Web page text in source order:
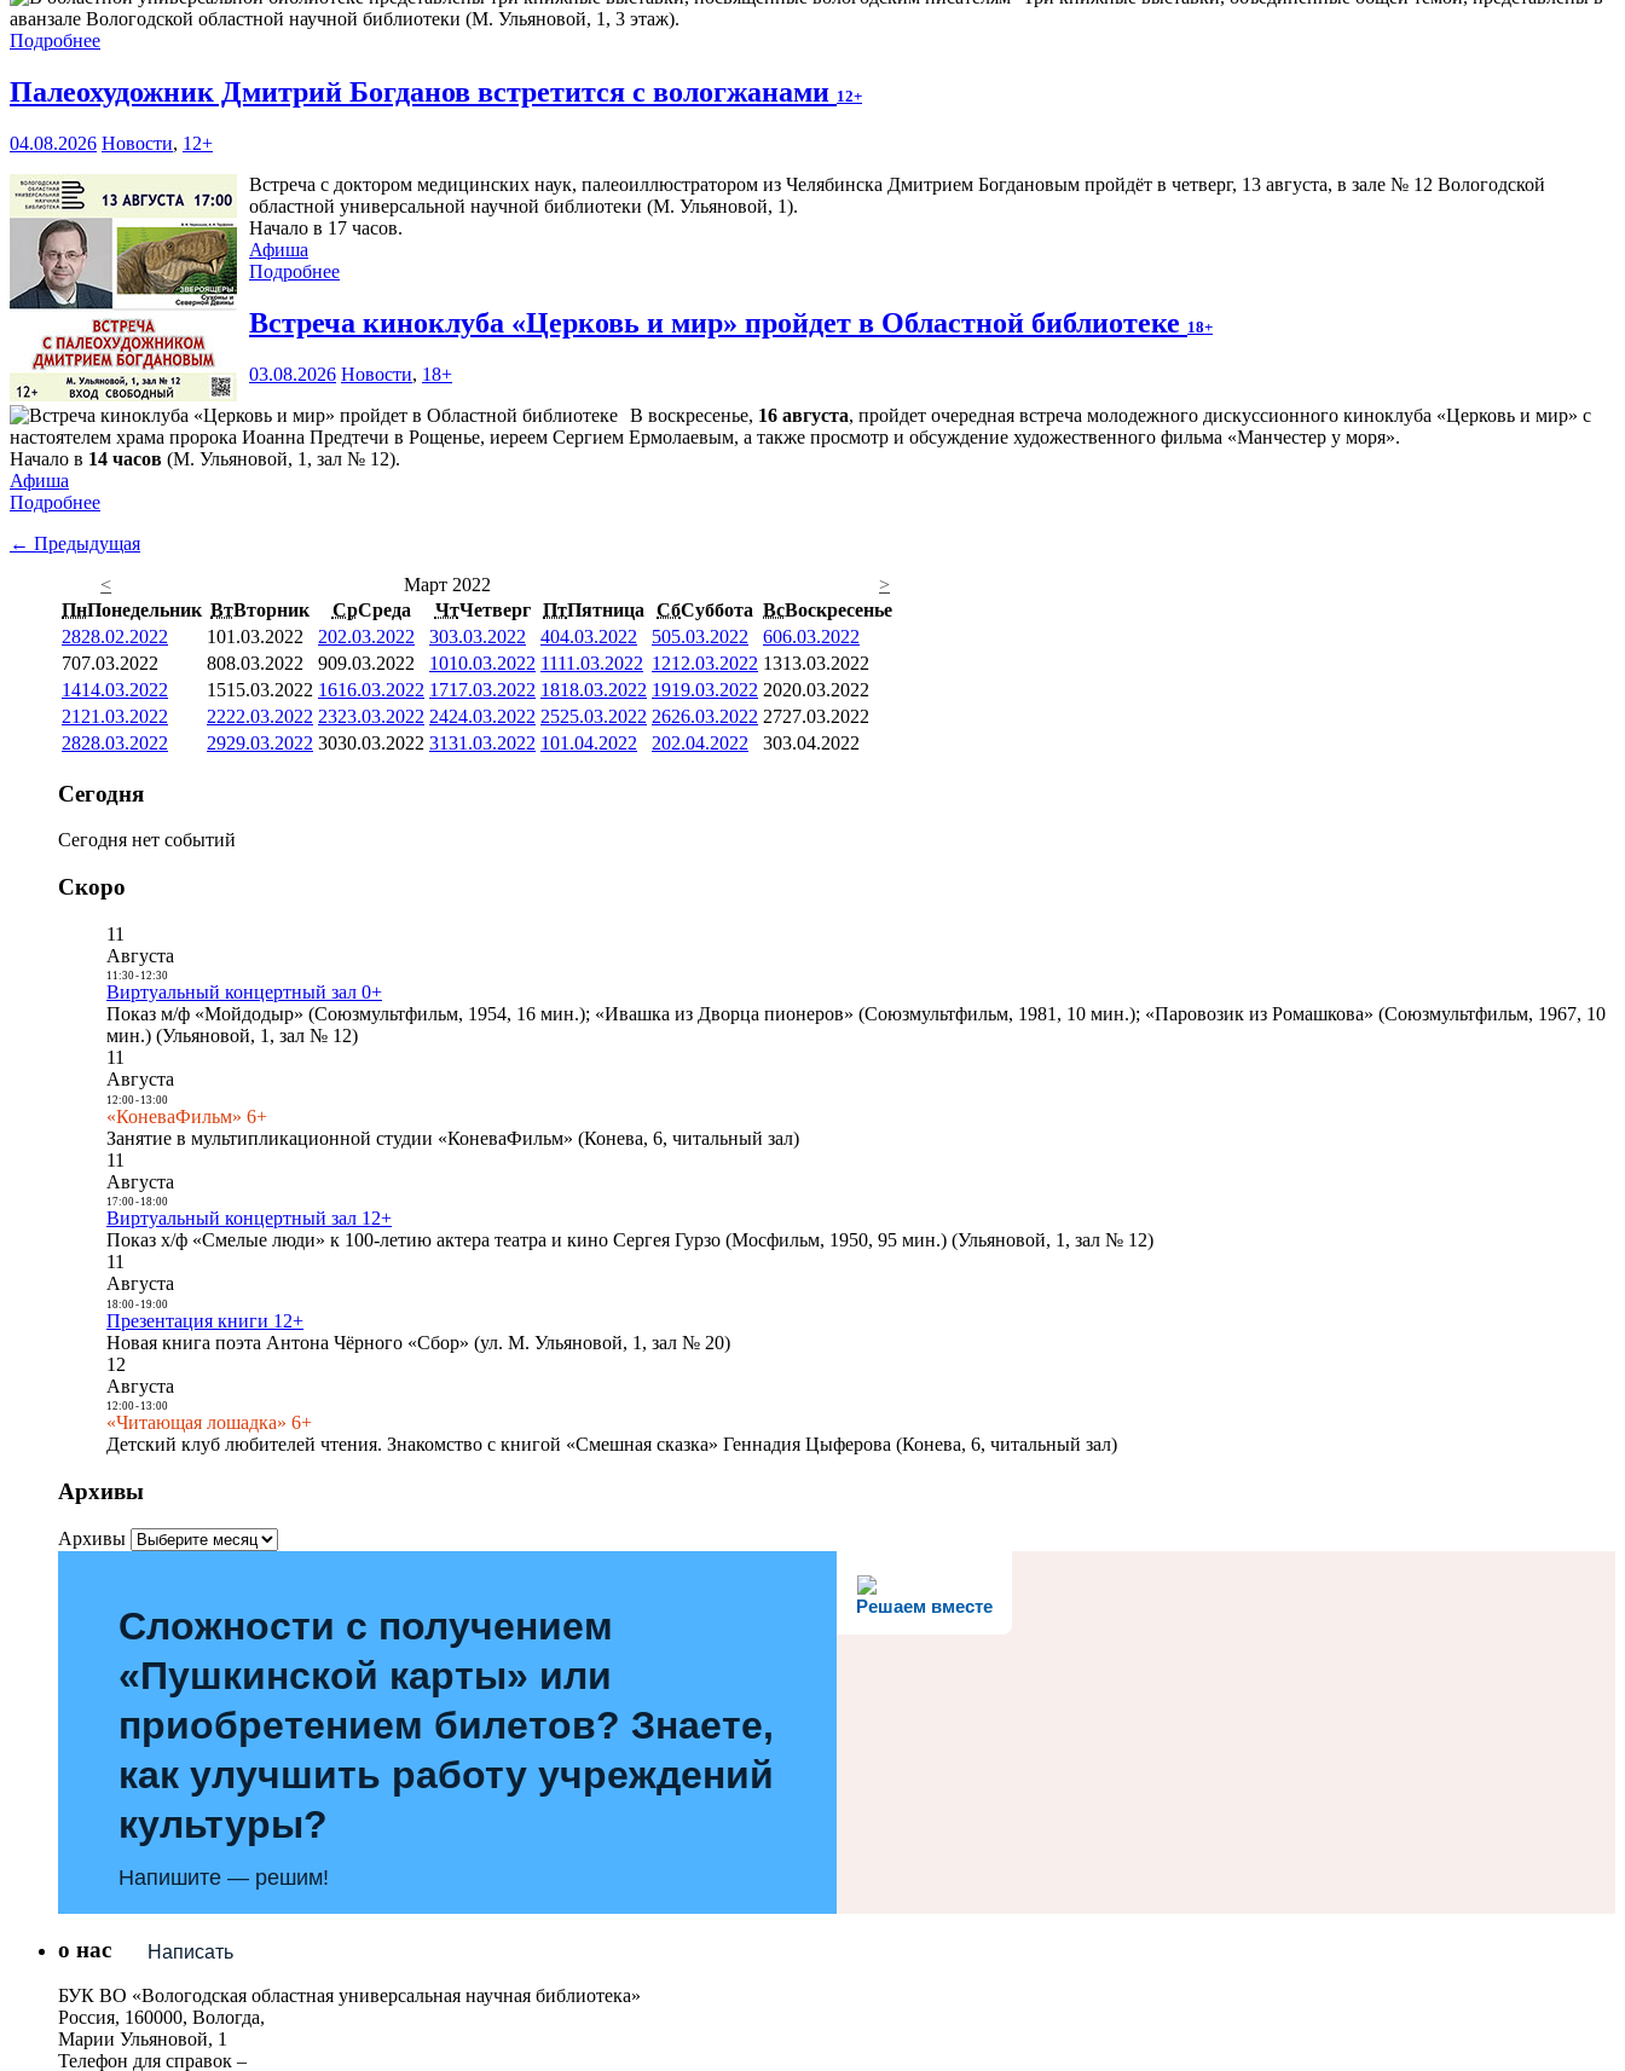
аванзале Вологодской областной научной библиотеки (М. Ульяновой, 1, 3 этаж).
Подробнее
Палеохудожник Дмитрий Богданов встретится с вологжанами 12+
04.08.2026 Новости, 12+
Встреча с доктором медицинских наук, палеоиллюстратором из Челябинска Дмитрием Богдановым пройдёт в четверг, 13 августа, в зале № 12 Вологодской
областной универсальной научной библиотеки (М. Ульяновой, 1).
Начало в 17 часов.
Афиша
Подробнее
Встреча киноклуба «Церковь и мир» пройдет в Областной библиотеке 18+
03.08.2026 Новости, 18+
В воскресенье, 16 августа, пройдет очередная встреча молодежного дискуссионного киноклуба «Церковь и мир» с
настоятелем храма пророка Иоанна Предтечи в Рощенье, иереем Сергием Ермолаевым, а также просмотр и обсуждение художественного фильма «Манчестер у моря».
Начало в 14 часов (М. Ульяновой, 1, зал № 12).
Афиша
Подробнее
← Предыдущая
<
Март 2022
>
ПнПонедельник ВтВторник СрСреда ЧтЧетверг ПтПятница СбСуббота ВсВоскресенье
2828.02.2022 101.03.2022 202.03.2022 303.03.2022 404.03.2022 505.03.2022 606.03.2022
707.03.2022 808.03.2022 909.03.2022 1010.03.2022 1111.03.2022 1212.03.2022 1313.03.2022
1414.03.2022 1515.03.2022 1616.03.2022 1717.03.2022 1818.03.2022 1919.03.2022 2020.03.2022
21 21.03.2022 2222.03.2022 2323.03.2022 2424.03.2022 2525.03.2022 2626.03.2022 2727.03.2022
2828.03.2022 2929.03.2022 3030.03.2022 3131.03.2022 101.04.2022 202.04.2022 303.04.2022
Сегодня
Сегодня нет событий
Скоро
11
Августа
11:30- 12:30
Виртуальный концертный зал 0+
Показ м/ф «Мойдодыр» (Союзмультфильм, 1954, 16 мин.); «Ивашка из Дворца пионеров» (Союзмультфильм, 1981, 10 мин.); «Паровозик из Ромашкова» (Союзмультфильм, 1967, 10
мин.) (Ульяновой, 1, зал № 12)
11
Августа
12:00- 13:00
«КоневаФильм» 6+
Занятие в мультипликационной студии «КоневаФильм» (Конева, 6, читальный зал)
11
Августа
17:00- 18:00
Виртуальный концертный зал 12+
Показ х/ф «Смелые люди» к 100-летию актера театра и кино Сергея Гурзо (Мосфильм, 1950, 95 мин.) (Ульяновой, 1, зал № 12)
11
Августа
18:00- 19:00
Презентация книги 12+
Новая книга поэта Антона Чёрного «Сбор» (ул. М. Ульяновой, 1, зал № 20)
12
Августа
12:00- 13:00
«Читающая лошадка» 6+
Детский клуб любителей чтения. Знакомство с книгой «Смешная сказка» Геннадия Цыферова (Конева, 6, читальный зал)
Архивы
Архивы
Решаем вместе
Сложности с получением
«Пушкинской карты» или
приобретением билетов? Знаете,
как улучшить работу учреждений
культуры?
Напишите — решим!
Написать
о нас
БУК ВО «Вологодская областная универсальная научная библиотека»
Россия, 160000, Вологда,
Марии Ульяновой, 1
Телефон для справок –